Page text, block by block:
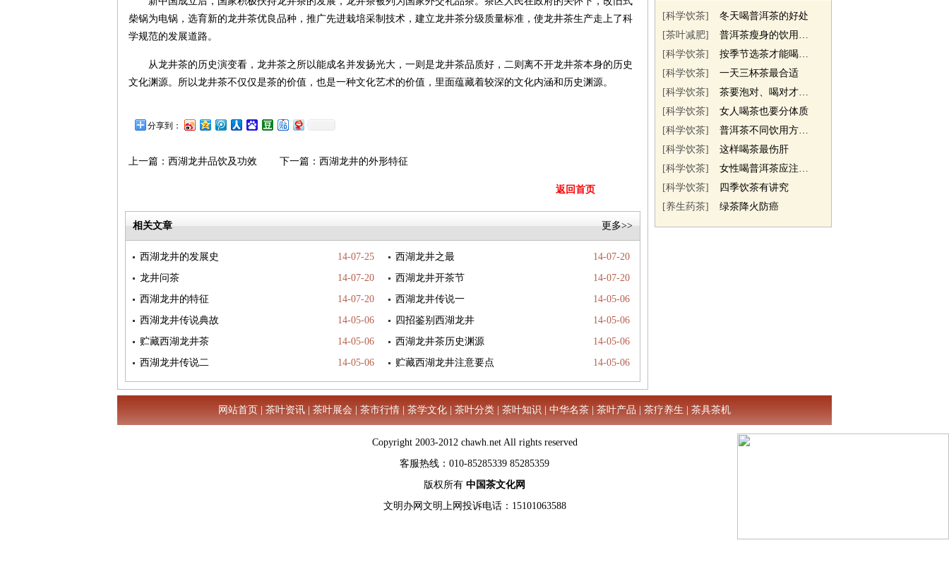
柴锅为电锅，选育新的龙井茶优良品种，推广先进栽培采制技术，建立龙井茶分级质量标准，使龙井茶生产走上了科
学规范的发展道路。
从龙井茶的历史演变看，龙井茶之所以能成名并发扬光大，一则是龙井茶品质好，二则离不开龙井茶本身的历史
文化渊源。所以龙井茶不仅仅是茶的价值，也是一种文化艺术的价值，里面蕴藏着较深的文化内涵和历史渊源。
分享到：
上一篇： 西湖龙井品饮及功效 下一篇： 西湖龙井的外形特征
返回首页
更多>>
相关文章
14-07-25
西湖龙井的发展史 14-07-20
西湖龙井之最
14-07-20
龙井问茶 14-07-20
西湖龙井开茶节
14-07-20
西湖龙井的特征 14-05-06
西湖龙井传说一
14-05-06
西湖龙井传说典故 14-05-06
四招鉴别西湖龙井
14-05-06
贮藏西湖龙井茶 14-05-06
西湖龙井茶历史渊源
14-05-06
西湖龙井传说二 14-05-06
贮藏西湖龙井注意要点
[科学饮茶]
冬天喝普洱茶的好处
[茶叶减肥]
普洱茶瘦身的饮用方法
[科学饮茶]
按季节选茶才能喝的健康
[科学饮茶]
一天三杯茶最合适
[科学饮茶]
茶要泡对、喝对才养生
[科学饮茶]
女人喝茶也要分体质
[科学饮茶]
普洱茶不同饮用方法对人体调理的
[科学饮茶]
这样喝茶最伤肝
[科学饮茶]
女性喝普洱茶应注意的事项
[科学饮茶]
四季饮茶有讲究
[养生药茶]
绿茶降火防癌
网站首页 茶叶资讯 茶叶展会 茶市行情 茶学文化 茶叶分类 茶叶知识 中华名茶 茶叶产品 茶疗养生 茶具茶机
Copyright 2003-2012 chawh.net All rights reserved
客服热线：010-85285339 85285359
版权所有 中国茶文化网
文明办网文明上网投诉电话：15101063588